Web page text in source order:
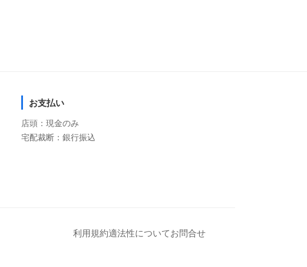
お支払い
店頭：現金のみ
宅配裁断：銀行振込
利用規約適法性についてお問合せ